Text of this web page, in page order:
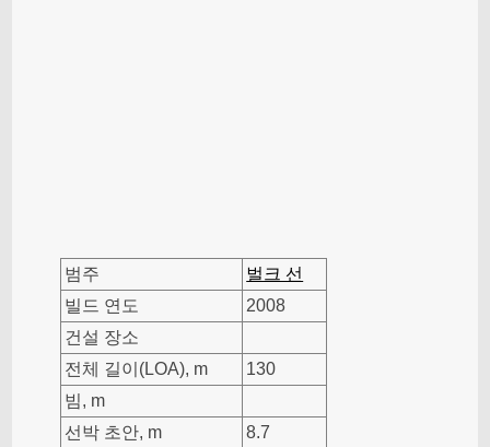
범주
벌크 선
빌드 연도
2008
건설 장소
전체 길이(LOA), m
130
빔, m
선박 초안, m
8.7